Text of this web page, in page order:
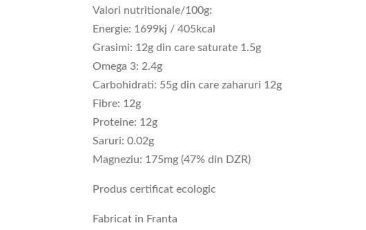
Valori nutritionale/100g:
Energie: 1699kj / 405kcal
Grasimi: 12g din care saturate 1.5g
Omega 3: 2.4g
Carbohidrati: 55g din care zaharuri 12g
Fibre: 12g
Proteine: 12g
Saruri: 0.02g
Magneziu: 175mg (47% din DZR)
Produs certificat ecologic
Fabricat in Franta